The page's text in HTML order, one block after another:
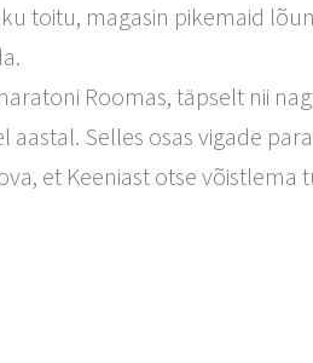
toitu, magasin pikemaid
Roomas, täpselt nii
aastal. Selles osas vigade
et Keeniast otse